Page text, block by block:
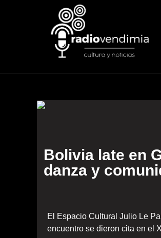
Bolivia late en
danza y
El Espacio Cultural Julio Le
encuentro se dieron cita en el